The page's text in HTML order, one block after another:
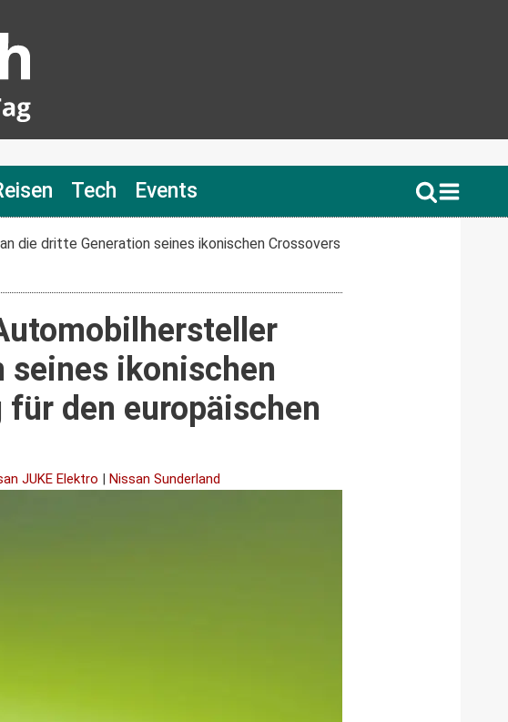
Tech Events
die dritte Generation seines ikonischen Crossovers
ikonischen
den europäischen
JUKE Elektro | Nissan Sunderland